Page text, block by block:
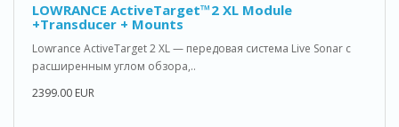
LOWRANCE ActiveTarget™2 XL Module
+Transducer + Mounts
Lowrance ActiveTarget 2 XL — передовая система Live Sonar с
расширенным углом обзора,..
2399.00 EUR